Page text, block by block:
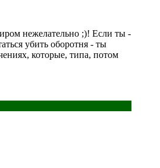
нежелательно ;)! Если ты -
убить оборотня - ты
которые, типа, потом